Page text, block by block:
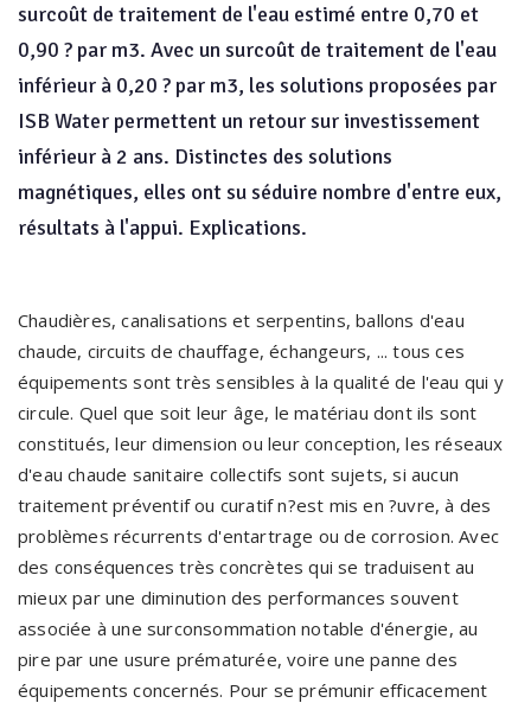
surcoût de traitement de l'eau estimé entre 0,70 et
0,90 ? par m3. Avec un surcoût de traitement de l'eau
inférieur à 0,20 ? par m3, les solutions proposées par
ISB Water permettent un retour sur investissement
inférieur à 2 ans. Distinctes des solutions
magnétiques, elles ont su séduire nombre d'entre eux,
résultats à l'appui. Explications.
Chaudières, canalisations et serpentins, ballons d'eau
chaude, circuits de chauffage, échangeurs, ... tous ces
équipements sont très sensibles à la qualité de l'eau qui y
circule. Quel que soit leur âge, le matériau dont ils sont
constitués, leur dimension ou leur conception, les réseaux
d'eau chaude sanitaire collectifs sont sujets, si aucun
traitement préventif ou curatif n?est mis en ?uvre, à des
problèmes récurrents d'entartrage ou de corrosion. Avec
des conséquences très concrètes qui se traduisent au
mieux par une diminution des performances souvent
associée à une surconsommation notable d'énergie, au
pire par une usure prématurée, voire une panne des
équipements concernés. Pour se prémunir efficacement